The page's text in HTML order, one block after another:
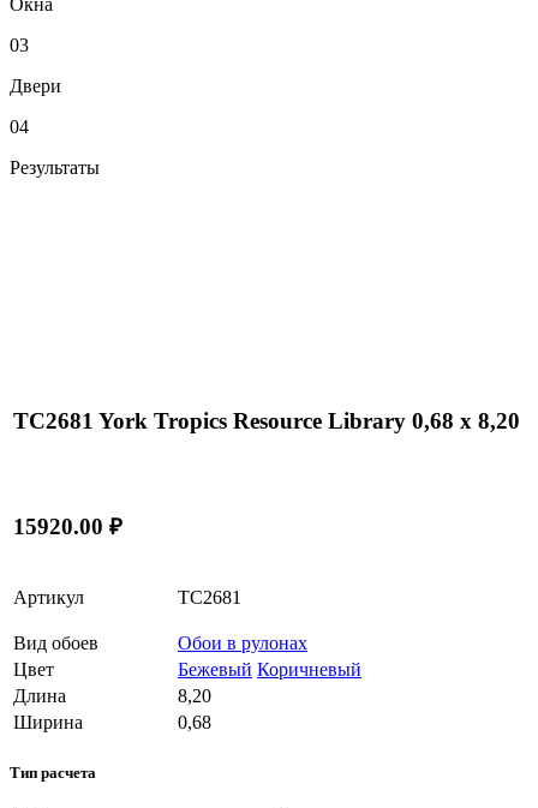
03
Двери
04
Результаты
TC2681 York Tropics Resource Library 0,68 x 8,20
15920.00 ₽
Артикул TC2681
Вид обоев
Обои в рулонах
Цвет
Бежевый Коричневый
Длина
8,20
Ширина
0,68
Тип расчета